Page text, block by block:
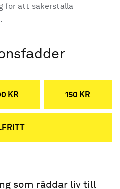
för att säkerställa
KR 150 KR
som räddar liv till